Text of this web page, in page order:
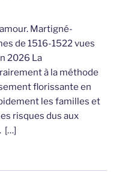
Martigné-
de 1516-1522 vues
2026 La
à la méthode
florissante en
les familles et
risques dus aux
[…]